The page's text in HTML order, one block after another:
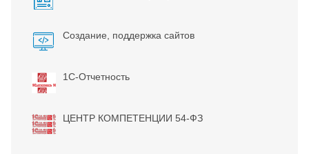
Создание, поддержка сайтов
1С-Отчетность
ЦЕНТР КОМПЕТЕНЦИИ 54-ФЗ